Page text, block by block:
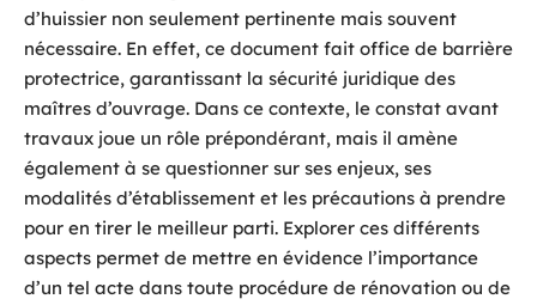
d’huissier non seulement pertinente mais souvent
nécessaire. En effet, ce document fait office de barrière
protectrice, garantissant la sécurité juridique des
maîtres d’ouvrage. Dans ce contexte, le constat avant
travaux joue un rôle prépondérant, mais il amène
également à se questionner sur ses enjeux, ses
modalités d’établissement et les précautions à prendre
pour en tirer le meilleur parti. Explorer ces différents
aspects permet de mettre en évidence l’importance
d’un tel acte dans toute procédure de rénovation ou de